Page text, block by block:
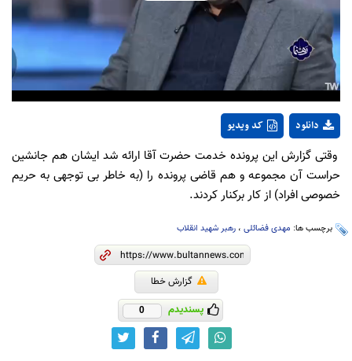
Video
کد ویدیو دانلود
وقتی گزارش این پرونده خدمت حضرت آقا ارائه شد ایشان هم جانشین
حراست آن مجموعه و هم قاضی پرونده را (به خاطر بی توجهی به حریم
خصوصی افراد) از کار برکنار کردند.
برچسب ها: مهدی فضائلی ، رهبر شهید انقلاب
گزارش خطا
پسندیدم 0